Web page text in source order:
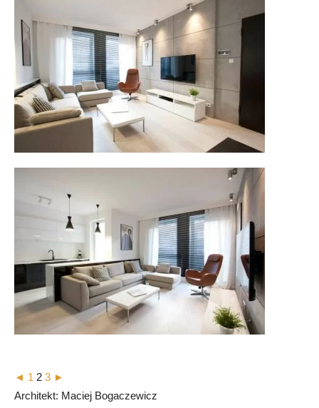
◄ 1 2 3 ►
Architekt: Maciej Bogaczewicz